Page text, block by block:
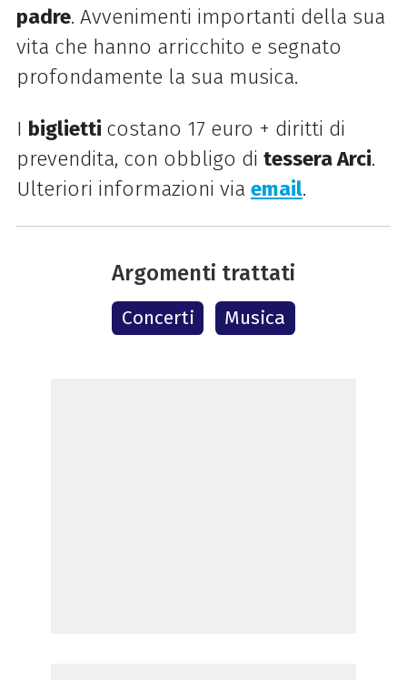
padre. Avvenimenti importanti della sua
vita che hanno arricchito e segnato
profondamente la sua musica.
I biglietti costano 17 euro + diritti di
prevendita, con obbligo di tessera Arci.
Ulteriori informazioni via email.
Argomenti trattati
Concerti Musica